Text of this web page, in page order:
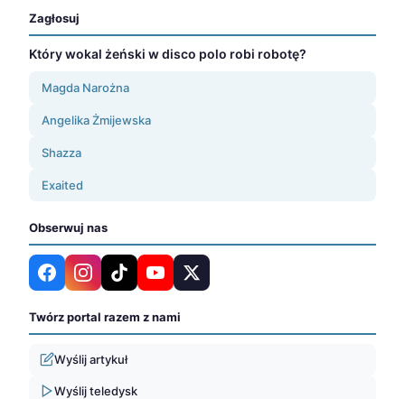
Zagłosuj
Który wokal żeński w disco polo robi robotę?
Magda Narożna
Angelika Żmijewska
Shazza
Exaited
Obserwuj nas
Twórz portal razem z nami
Wyślij artykuł
Wyślij teledysk